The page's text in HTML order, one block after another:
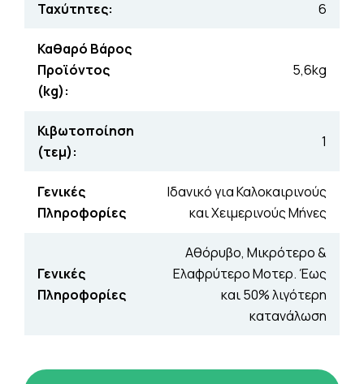
Ταχύτητες: 6
Καθαρό Βάρος
Προϊόντος
(kg):
5,6kg
Κιβωτοποίηση
(τεμ):
1
Γενικές
Πληροφορίες
Ιδανικό για Καλοκαιρινούς
και Χειμερινούς Μήνες
Γενικές
Πληροφορίες
Αθόρυβο, Μικρότερο &
Ελαφρύτερο Μοτερ. Έως
και 50% λιγότερη
κατανάλωση